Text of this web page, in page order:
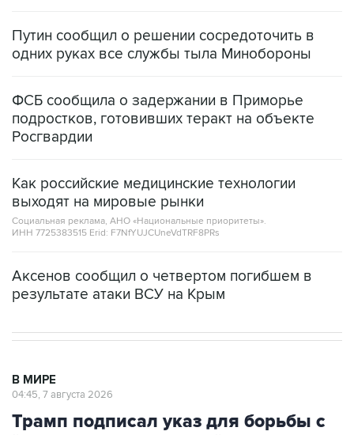
Путин сообщил о решении сосредоточить в
одних руках все службы тыла Минобороны
ФСБ сообщила о задержании в Приморье
подростков, готовивших теракт на объекте
Росгвардии
Как российские медицинские технологии
выходят на мировые рынки
Социальная реклама, АНО «Национальные приоритеты».
ИНН 7725383515 Erid: F7NfYUJCUneVdTRF8PRs
Аксенов сообщил о четвертом погибшем в
результате атаки ВСУ на Крым
В МИРЕ
04:45, 7 августа 2026
Трамп подписал указ для борьбы с